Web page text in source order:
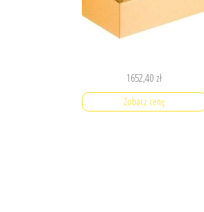
1652,40 zł
Zobacz cenę